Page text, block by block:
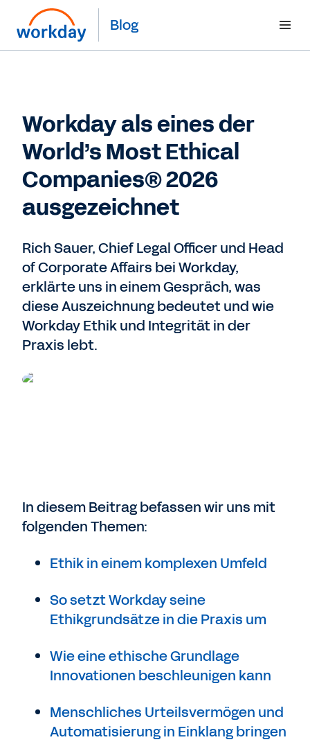
Blog
Workday als eines der
World’s Most Ethical
Companies® 2026
ausgezeichnet
Rich Sauer, Chief Legal Officer und Head
of Corporate Affairs bei Workday,
erklärte uns in einem Gespräch, was
diese Auszeichnung bedeutet und wie
Workday Ethik und Integrität in der
Praxis lebt.
In diesem Beitrag befassen wir uns mit
folgenden Themen:
Ethik in einem komplexen Umfeld
So setzt Workday seine
Ethikgrundsätze in die Praxis um
Wie eine ethische Grundlage
Innovationen beschleunigen kann
Menschliches Urteilsvermögen und
Automatisierung in Einklang bringen